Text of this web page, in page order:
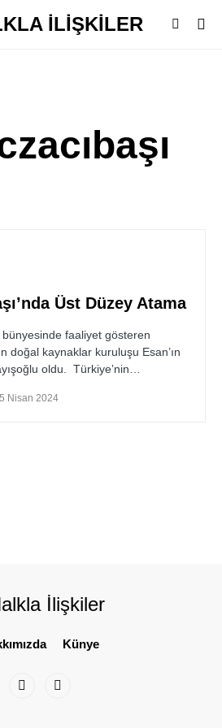
Üst Düzey Atama
bünyesinde faaliyet gösteren
doğal kaynaklar kuruluşu Esan’ın
oldu. Türkiye’nin…
5 Nisan 2024
Künye